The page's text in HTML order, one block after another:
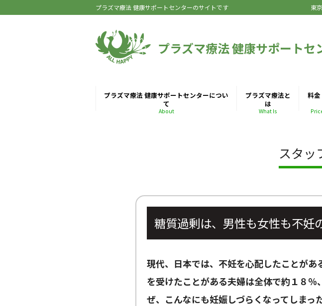
プラズマ療法 健康サポートセンターのサイトです 東
プラズマ療法 健康サポートセ
プラズマ療法 健康サポートセンターについ
て
About
プラズマ療法と
は
What Is
料
スタッ
糖質過剰は、男性も女性も不妊
現代、日本では、不妊を心配したことが
を受けたことがある夫婦は全体で約１８％
ぜ、こんなにも妊娠しづらくなってしまっ